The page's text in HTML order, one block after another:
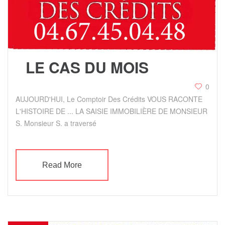
LE CAS DU MOIS
0
AUJOURD'HUI, Le Comptoir Des Crédits VOUS RACONTE
L'HISTOIRE DE ... LA SAISIE IMMOBILIÈRE DE MONSIEUR
S. Monsieur S. a traversé
Read More